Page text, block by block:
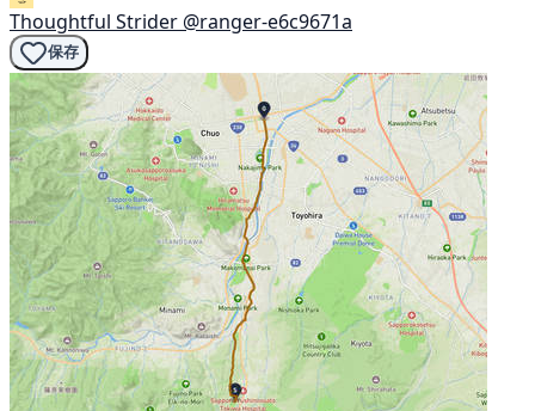
Thoughtful Strider @ranger-e6c9671a
保存